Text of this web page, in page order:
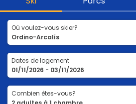
Où voulez-vous skier?
Dates de logement
Combien êtes-vous?